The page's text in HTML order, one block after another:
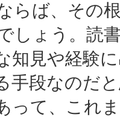
らば、その
しょう。読
知見や経験
手段なのだ
って、これ